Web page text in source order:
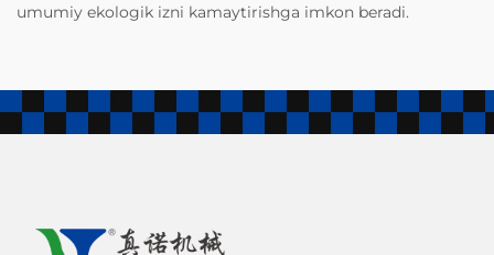
umumiy ekologik izni kamaytirishga imkon beradi.